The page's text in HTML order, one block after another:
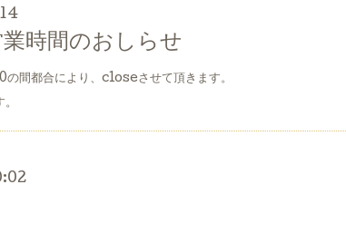
時間のおしらせ
間都合により、closeさせて頂きます。